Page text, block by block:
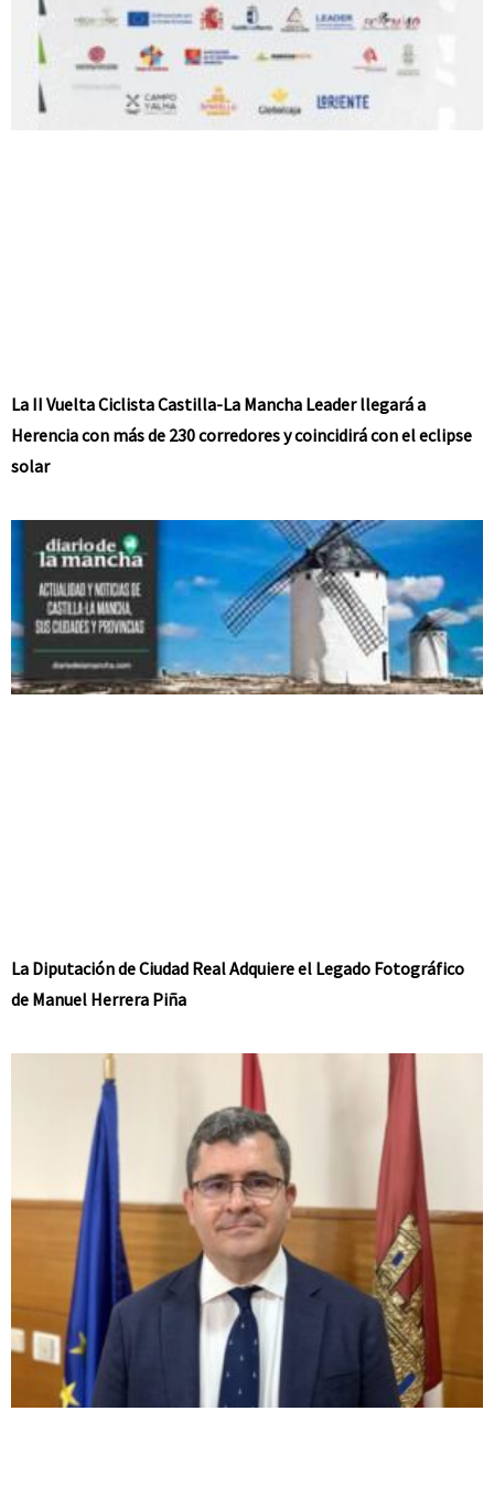
La II Vuelta Ciclista Castilla-La Mancha Leader llegará a
Herencia con más de 230 corredores y coincidirá con el eclipse
solar
La Diputación de Ciudad Real Adquiere el Legado Fotográfico
de Manuel Herrera Piña